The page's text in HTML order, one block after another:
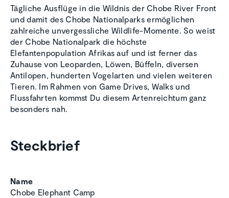
Tägliche Ausflüge in die Wildnis der Chobe River Front
und damit des Chobe Nationalparks ermöglichen
zahlreiche unvergessliche Wildlife-Momente. So weist
der Chobe Nationalpark die höchste
Elefantenpopulation Afrikas auf und ist ferner das
Zuhause von Leoparden, Löwen, Büffeln, diversen
Antilopen, hunderten Vogelarten und vielen weiteren
Tieren. Im Rahmen von Game Drives, Walks und
Flussfahrten kommst Du diesem Artenreichtum ganz
besonders nah.
Steckbrief
Name
Chobe Elephant Camp